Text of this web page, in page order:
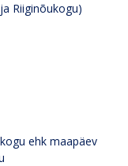
Riiginõukogu)
ehk maapäev